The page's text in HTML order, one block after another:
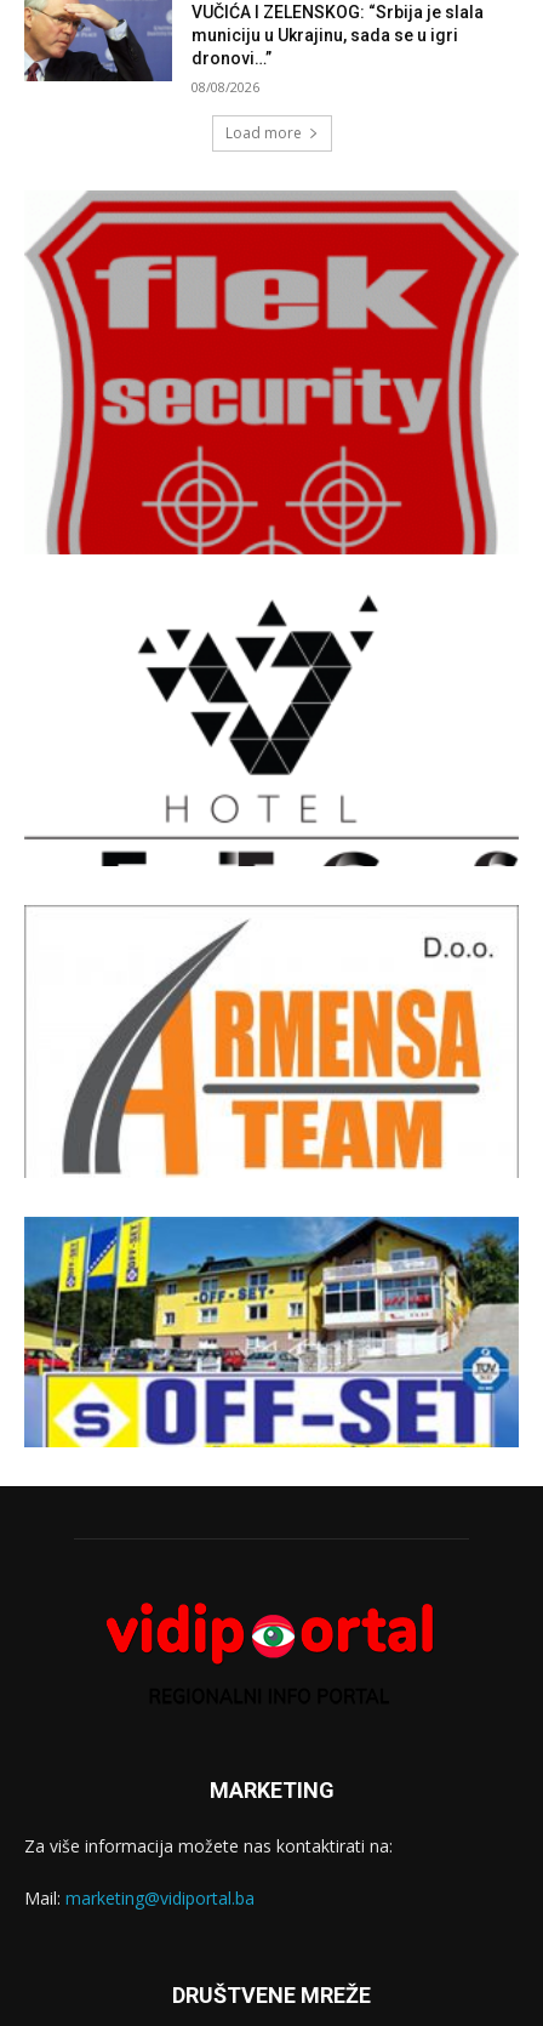
VUČIĆA I ZELENSKOG: “Srbija je slala
municiju u Ukrajinu, sada se u igri
dronovi…”
08/08/2026
Load more
MARKETING
Za više informacija možete nas kontaktirati na:
Mail: marketing@vidiportal.ba
DRUŠTVENE MREŽE